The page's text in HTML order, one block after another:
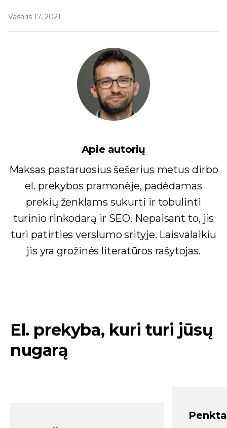
Vasaris 17, 2021
Apie autorių
Maksas pastaruosius šešerius metus dirbo
el. prekybos pramonėje, padėdamas
prekių ženklams sukurti ir tobulinti
turinio rinkodarą ir SEO. Nepaisant to, jis
turi patirties verslumo srityje. Laisvalaikiu
jis yra grožinės literatūros rašytojas.
El. prekyba, kuri turi jūsų
nugarą